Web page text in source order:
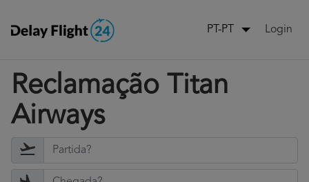
PT-PT Login
Reclamação Titan
Airways